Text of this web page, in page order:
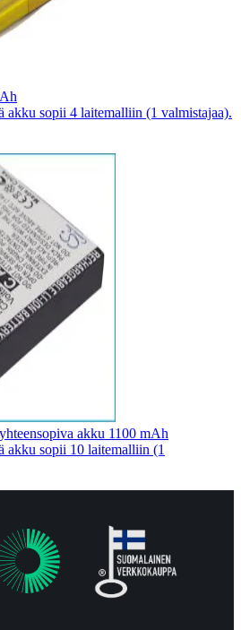
akku sopii 4 laitemalliin (1 valmistajaa).
akku 1100 mAh
akku sopii 10 laitemalliin (1